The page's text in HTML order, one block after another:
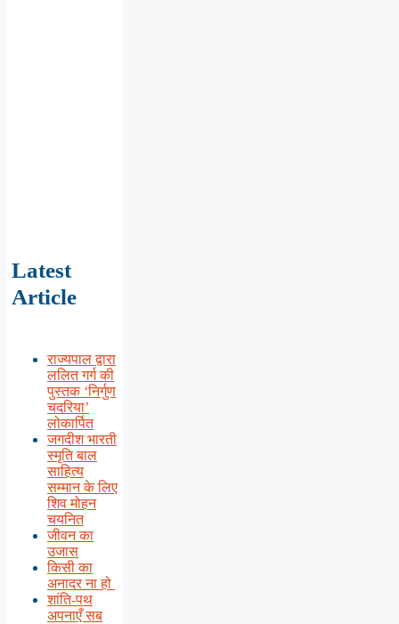
Latest
Article
राज्यपाल द्वारा
ललित गर्ग की
पुस्तक ‘निर्गुण
चदरिया’
लोकार्पित
जगदीश भारती
स्मृति बाल
साहित्य
सम्मान के लिए
शिव मोहन
चयनित
जीवन का
उजास
किसी का
अनादर ना हो
शांति-पथ
अपनाएँ सब